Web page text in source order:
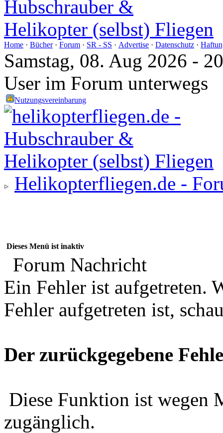
Home · Bücher· Forum · SR - SS · Advertise · Datenschutz ·
Samstag, 08. Aug 2026 -
User im Forum unterwegs
Nutzungsvereinbarung
Helikopterfliegen.de -
Dieses Menü ist inaktiv
Forum Nachricht
Ein Fehler ist aufgetreten.
Fehler aufgetreten ist,
Der zurückgegebene
Diese Funktion ist wegen
zugänglich.